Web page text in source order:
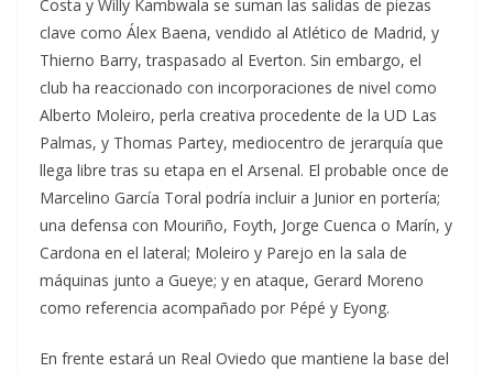
Costa y Willy Kambwala se suman las salidas de piezas
clave como Álex Baena, vendido al Atlético de Madrid, y
Thierno Barry, traspasado al Everton. Sin embargo, el
club ha reaccionado con incorporaciones de nivel como
Alberto Moleiro, perla creativa procedente de la UD Las
Palmas, y Thomas Partey, mediocentro de jerarquía que
llega libre tras su etapa en el Arsenal. El probable once de
Marcelino García Toral podría incluir a Junior en portería;
una defensa con Mouriño, Foyth, Jorge Cuenca o Marín, y
Cardona en el lateral; Moleiro y Parejo en la sala de
máquinas junto a Gueye; y en ataque, Gerard Moreno
como referencia acompañado por Pépé y Eyong.
En frente estará un Real Oviedo que mantiene la base del